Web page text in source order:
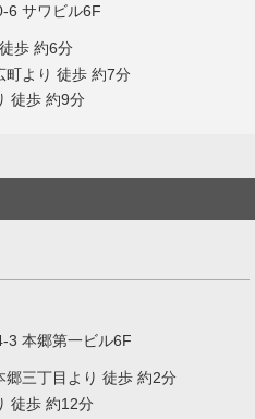
6 サワビル6F
歩 約6分
町より 徒歩 約7分
徒歩 約9分
3 本郷第一ビル6F
郷三丁目より 徒歩 約2分
徒歩 約12分